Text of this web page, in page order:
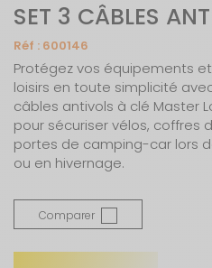
SET 3 CÂBLES
Réf : 600146
Protégez vos équipements
loisirs en toute simplicité
câbles antivols à clé Master
pour sécuriser vélos, coffres
portes de camping-car lors
ou en hivernage.
Comparer